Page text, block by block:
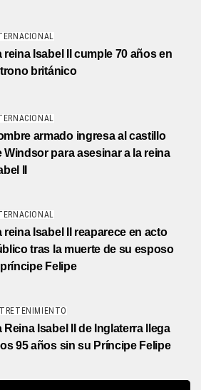
reina Isabel II cumple 70 años en
británico
armado ingresa al castillo
Windsor para asesinar a la reina
II
reina Isabel II reaparece en acto
tras la muerte de su esposo
Felipe
Reina Isabel II de Inglaterra llega
95 años sin su Príncipe Felipe